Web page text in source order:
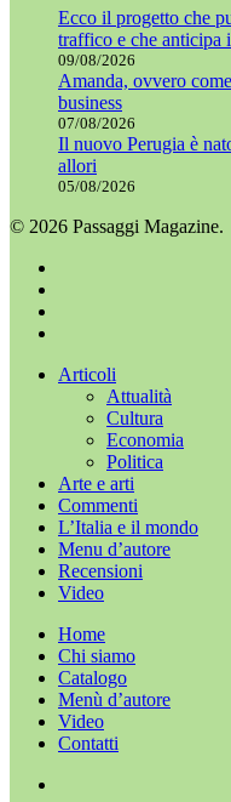
Ecco il progetto che
traffico e che anticipa
09/08/2026
Amanda, ovvero
business
07/08/2026
Il nuovo Perugia è
allori
05/08/2026
© 2026 Passaggi Magazine.
Chiudi Articoli
Attualità
Cultura
Economia
Politica
Arte e arti
Commenti
L’Italia e il mondo
Menu d’autore
Recensioni
Video
Home
Chi siamo
Catalogo
Menù d’autore
Video
Contatti